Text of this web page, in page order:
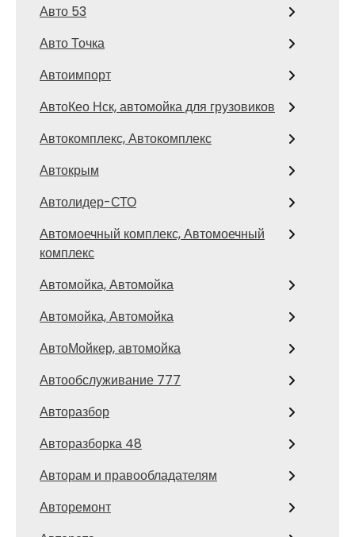
Авто 53
Авто Точка
Автоимпорт
АвтоКео Нск, автомойка для грузовиков
Автокомплекс, Автокомплекс
Автокрым
Автолидер-СТО
Автомоечный комплекс, Автомоечный
комплекс
Автомойка, Автомойка
Автомойка, Автомойка
АвтоМойкер, автомойка
Автообслуживание 777
Авторазбор
Авторазборка 48
Авторам и правообладателям
Авторемонт